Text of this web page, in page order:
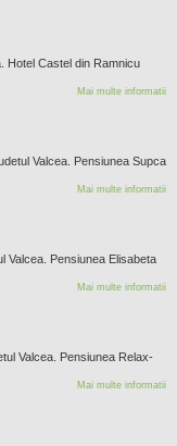
Hotel Castel din Ramnicu
Mai multe informatii
Valcea. Pensiunea Supca
Mai multe informatii
Valcea. Pensiunea Elisabeta
Mai multe informatii
Valcea. Pensiunea Relax-
Mai multe informatii